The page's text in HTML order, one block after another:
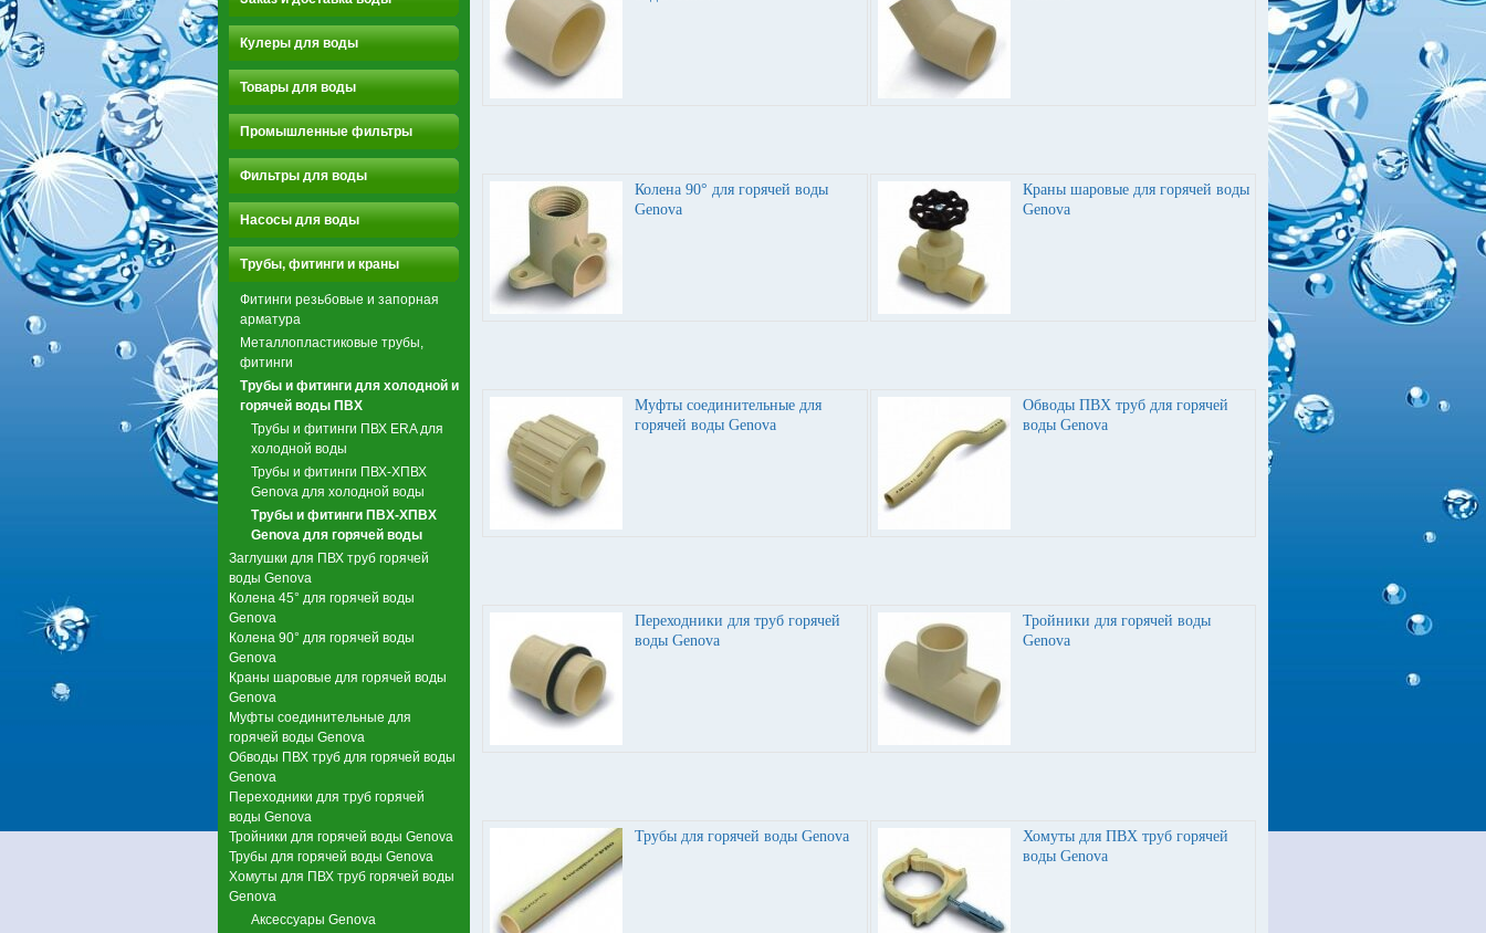
Кулеры для воды
Товары для воды
Промышленные фильтры
Фильтры для воды
Насосы для воды
Трубы, фитинги и краны
Фитинги резьбовые и запорная
арматура
Металлопластиковые трубы,
фитинги
Трубы и фитинги для холодной и
горячей воды ПВХ
Трубы и фитинги ПВХ ERA для
холодной воды
Трубы и фитинги ПВХ-ХПВХ
Genova для холодной воды
Трубы и фитинги ПВХ-ХПВХ
Genova для горячей воды
Заглушки для ПВХ труб горячей
воды Genova
Колена 45° для горячей воды
Genova
Колена 90° для горячей воды
Genova
Краны шаровые для горячей воды
Genova
Муфты соединительные для
горячей воды Genova
Обводы ПВХ труб для горячей воды
Genova
Переходники для труб горячей
воды Genova
Тройники для горячей воды Genova
Трубы для горячей воды Genova
Хомуты для ПВХ труб горячей воды
Genova
Аксессуары Genova
Колена 90° для горячей воды
Genova
Краны шаровые для горячей воды
Genova
Муфты соединительные для
горячей воды Genova
Обводы ПВХ труб для горячей
воды Genova
Переходники для труб горячей
воды Genova
Тройники для горячей воды
Genova
Трубы для горячей воды Genova
Хомуты для ПВХ труб горячей
воды Genova